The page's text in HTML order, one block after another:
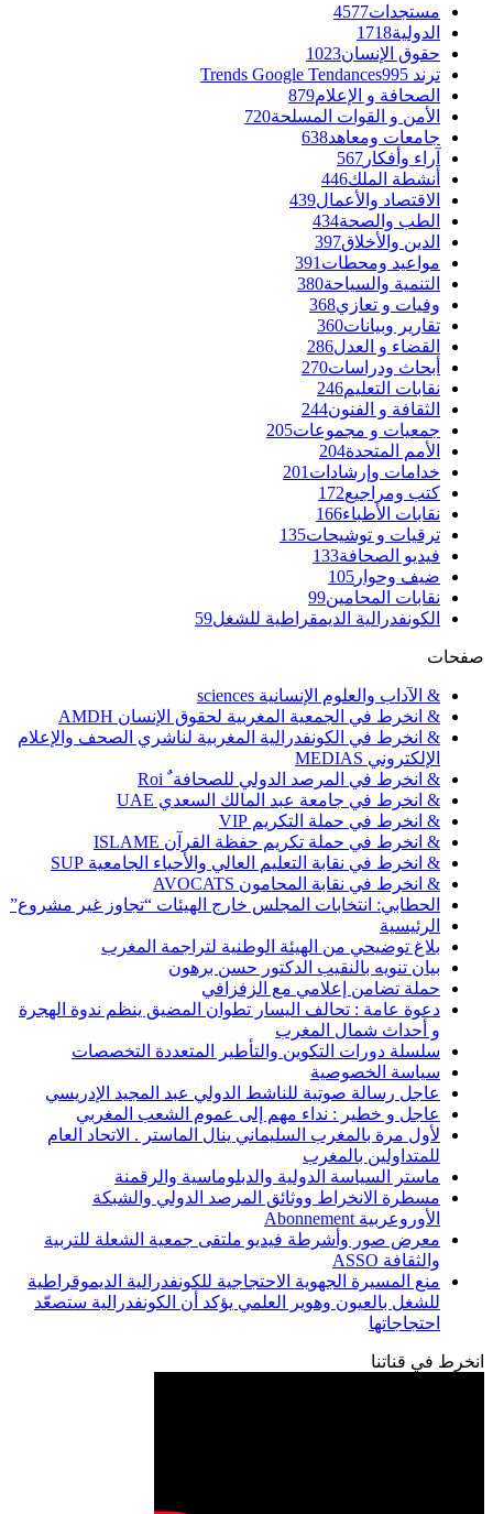
مستجدات4577
الدولية1718
حقوق الإنسان1023
ترند Trends Google Tendances 995
الصحافة و الإعلام879
الأمن و القوات المسلحة720
جامعات ومعاهد638
آراء وأفكار 567
أنشطة الملك446
الاقتصاد والأعمال439
الطب والصحة434
الدين والأخلاق397
مواعيد ومحطات 391
التنمية والسياحة380
وفيات و تعازي368
تقارير وبيانات360
القضاء و العدل286
أبحاث ودراسات270
نقابات التعليم246
الثقافة و الفنون244
جمعيات و مجموعات205
الأمم المتحدة204
خدامات وإرشادات 201
كتب ومراجيع172
نقابات الأطباء166
ترقيات و توشيحات135
فيديو الصحافة133
ضيف وحوار 105
نقابات المحامين99
الكونفدرالية الديمقراطية للشغل59
صفحات
& الآداب والعلوم الإنسانية sciences
& انخرط في الجمعية المغربية لحقوق الإنسان AMDH
& انخرط في الكونفدرالية المغربية لناشري الصحف والإعلام
الإلكتروني MEDIAS
& انخرط في المرصد الدولي للصحافة ٌ Roi
& انخرط في جامعة عبد المالك السعدي UAE
& انخرط في حملة التكريم VIP
& انخرط في حملة تكريم حفظة القرآن ISLAME
& انخرط في نقابة التعليم العالي والأحياء الجامعية SUP
& انخرط في نقابة المحامون AVOCATS
الحطابي: انتخابات المجلس خارج الهيئات “تجاوز غير مشروع”
الرئيسية
بلاغ توضيحي من الهيئة الوطنية لتراجمة المغرب
بيان تنويه بالنقيب الدكتور حسن برهون
حملة تضامن إعلامي مع الزفزافي
دعوة عامة : تحالف اليسار تطوان المضيق ينظم ندوة الهجرة
و أحداث شمال المغرب
سلسلة دورات التكوين والتأطير المتعددة التخصصات
سياسة الخصوصية
عاجل رسالة صوتية للناشط الدولي عبد المجيد الإدريسي
عاجل و خطير : نداء مهم إلى عموم الشعب المغربي
لأول مرة بالمغرب السليماني ينال الماستر . الاتحاد العام
للمتداولين بالمغرب
ماستر السياسة الدولية والدبلوماسية والرقمنة
مسطرة الانخراط ووثائق المرصد الدولي والشبكة
الأوروعربية Abonnement
معرض صور وأشرطة فيديو ملتقى جمعية الشعلة للتربية
والثقافة ASSO
منع المسيرة الجهوية الاحتجاجية للكونفدرالية الديموقراطية
للشغل بالعيون وهوير العلمي يؤكد أن الكونفدرالية ستصعّد
احتجاجاتها
انخرط في قناتنا